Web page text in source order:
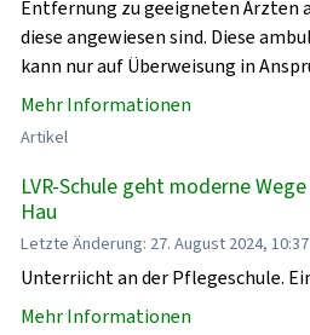
Entfernung zu geeigneten Ärzten
diese angewiesen sind. Diese
kann nur auf Überweisung in
Mehr Informationen
Artikel
LVR-Schule geht moderne
Hau
Letzte Änderung: 27. August 2024,
Unterriicht an der Pflegeschule.
Mehr Informationen